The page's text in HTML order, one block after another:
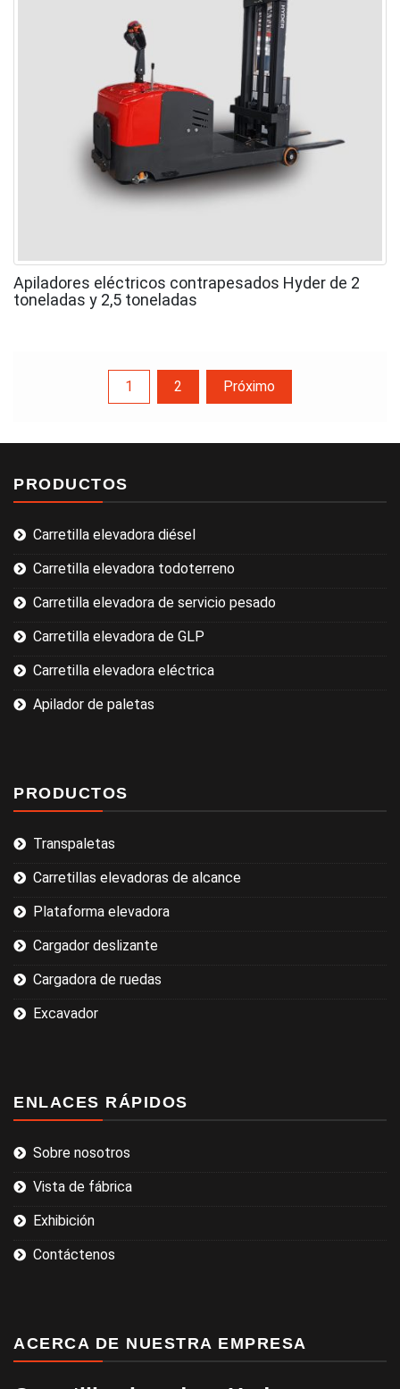
Apiladores eléctricos contrapesados Hyder de 2
toneladas y 2,5 toneladas
Navegación
de
entradas
1 2 Próximo
PRODUCTOS
Carretilla elevadora diésel
Carretilla elevadora todoterreno
Carretilla elevadora de servicio pesado
Carretilla elevadora de GLP
Carretilla elevadora eléctrica
Apilador de paletas
PRODUCTOS
Transpaletas
Carretillas elevadoras de alcance
Plataforma elevadora
Cargador deslizante
Cargadora de ruedas
Excavador
ENLACES RÁPIDOS
Sobre nosotros
Vista de fábrica
Exhibición
Contáctenos
ACERCA DE NUESTRA EMPRESA